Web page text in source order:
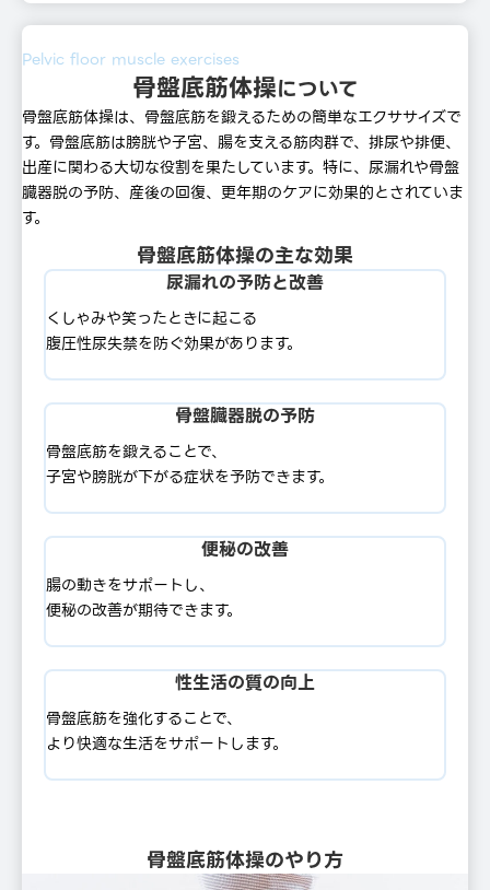
Pelvic floor muscle exercises
骨盤底筋体操について
骨盤底筋体操は、⾻盤底筋を鍛えるための簡単なエクササイズで
す。⾻盤底筋は膀胱や⼦宮、腸を⽀える筋⾁群で、排尿や排便、
出産に関わる⼤切な役割を果たしています。特に、尿漏れや⾻盤
臓器脱の予防、産後の回復、更年期のケアに効果的とされていま
す。
骨盤底筋体操の主な効果
尿漏れの予防と改善
くしゃみや笑ったときに起こる
腹圧性尿失禁を防ぐ効果があります。
⾻盤臓器脱の予防
⾻盤底筋を鍛えることで、
⼦宮や膀胱が下がる症状を予防できます。
便秘の改善
腸の動きをサポートし、
便秘の改善が期待できます。
性⽣活の質の向上
⾻盤底筋を強化することで、
より快適な⽣活をサポートします。
骨盤底筋体操のやり⽅